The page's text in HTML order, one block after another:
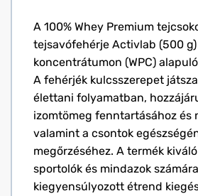
A 100% Whey Premium
tejsavófehérje Activlab (500
koncentrátumon (WPC)
A fehérjék kulcsszerepet
élettani folyamatban,
izomtömeg fenntartásához és
valamint a csontok
megőrzéséhez. A termék
sportolók és mindazok
kiegyensúlyozott étrend